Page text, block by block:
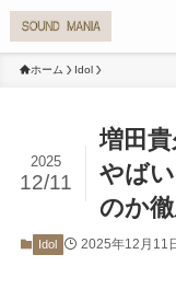
ホーム Idol
増田
やば
のか徹
2025
12/11
Idol 2025年12月11